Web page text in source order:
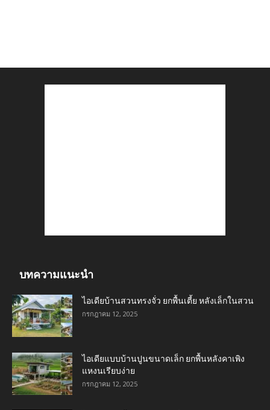
บทความแนะนำ
ไอเดียบ้านสวนทรงจั่ว ยกพื้นเตี้ย หลังเล็กในสวน
กรกฎาคม 12, 2025
ไอเดียแบบบ้านปูนขนาดเล็ก ยกพื้นหลังคาเพิง
แหงนเรียบง่าย
กรกฎาคม 12, 2025